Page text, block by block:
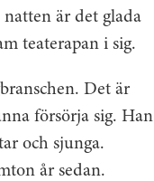
är det glada
­teaterapan i sig.
Det är
försörja sig. Han
och sjunga.
år sedan.